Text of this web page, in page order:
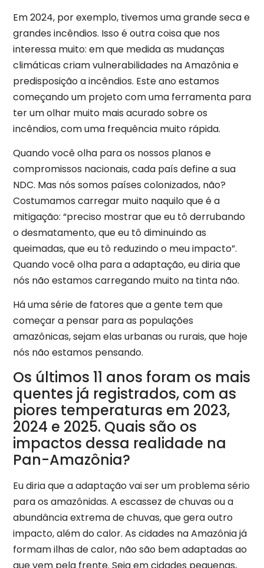
Em 2024, por exemplo, tivemos uma grande seca e
grandes incêndios. Isso é outra coisa que nos
interessa muito: em que medida as mudanças
climáticas criam vulnerabilidades na Amazônia e
predisposição a incêndios. Este ano estamos
começando um projeto com uma ferramenta para
ter um olhar muito mais acurado sobre os
incêndios, com uma frequência muito rápida.
Quando você olha para os nossos planos e
compromissos nacionais, cada país define a sua
NDC. Mas nós somos países colonizados, não?
Costumamos carregar muito naquilo que é a
mitigação: “preciso mostrar que eu tô derrubando
o desmatamento, que eu tô diminuindo as
queimadas, que eu tô reduzindo o meu impacto”.
Quando você olha para a adaptação, eu diria que
nós não estamos carregando muito na tinta não.
Há uma série de fatores que a gente tem que
começar a pensar para as populações
amazônicas, sejam elas urbanas ou rurais, que hoje
nós não estamos pensando.
Os últimos 11 anos foram os mais
quentes já registrados, com as
piores temperaturas em 2023,
2024 e 2025. Quais são os
impactos dessa realidade na
Pan-Amazônia?
Eu diria que a adaptação vai ser um problema sério
para os amazônidas. A escassez de chuvas ou a
abundância extrema de chuvas, que gera outro
impacto, além do calor. As cidades na Amazônia já
formam ilhas de calor, não são bem adaptadas ao
que vem pela frente. Seja em cidades pequenas,